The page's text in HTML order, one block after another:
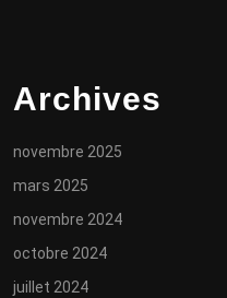
Archives
novembre 2025
mars 2025
novembre 2024
octobre 2024
juillet 2024